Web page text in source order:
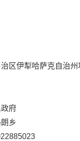
区伊犁哈萨克自治州
府
乡